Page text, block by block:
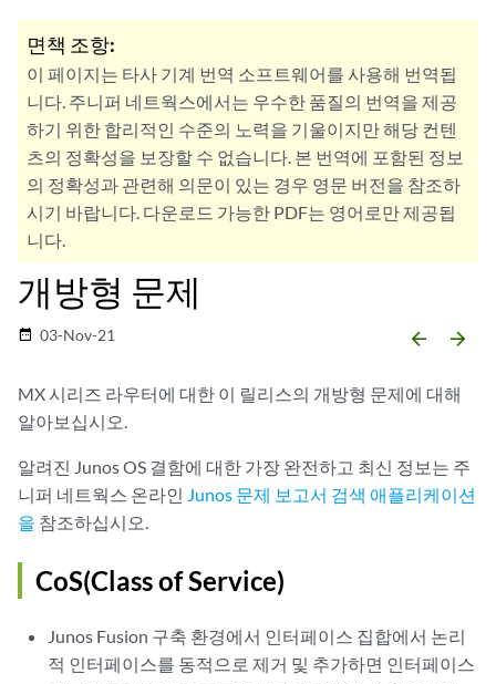
면책 조항:
이 페이지는 타사 기계 번역 소프트웨어를 사용해 번역됩
니다. 주니퍼 네트웍스에서는 우수한 품질의 번역을 제공
하기 위한 합리적인 수준의 노력을 기울이지만 해당 컨텐
츠의 정확성을 보장할 수 없습니다. 본 번역에 포함된 정보
의 정확성과 관련해 의문이 있는 경우 영문 버전을 참조하
시기 바랍니다. 다운로드 가능한 PDF는 영어로만 제공됩
니다.
개방형 문제
date_range 03-Nov-21 arrow_backward arrow_forward
MX 시리즈 라우터에 대한 이 릴리스의 개방형 문제에 대해
알아보십시오.
알려진 Junos OS 결함에 대한 가장 완전하고 최신 정보는 주
니퍼 네트웍스 온라인 Junos 문제 보고서 검색 애플리케이션
을 참조하십시오.
CoS(Class of Service)
Junos Fusion 구축 환경에서 인터페이스 집합에서 논리
적 인터페이스를 동적으로 제거 및 추가하면 인터페이스